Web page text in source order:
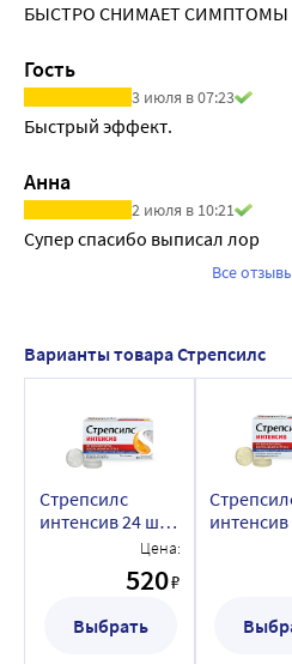
флурбипрофена.
исследования не выявили
флурбипрофеном и
БЫСТРО СНИМАЕТ СИМПТОМЫ
Гость
3 июля в 07:23
Быстрый эффект.
Анна
2 июля в 10:21
Супер спасибо выписал лор
Все
Варианты товара Стрепсилс
Стрепсилс
интенсив 24 шт.
таблетки для
рассасывания
вкус апельсин
Цена:
520₽
Выбрать
вкус
лимонные